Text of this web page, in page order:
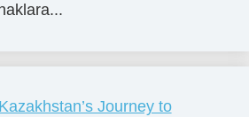
Journey to